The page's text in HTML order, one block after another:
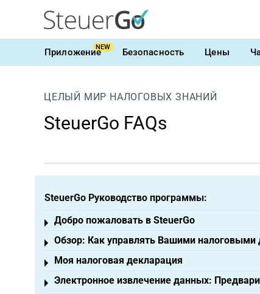
ПриложениеNEW Безопасность Цены
ЦЕЛЫЙ МИР НАЛОГОВЫХ ЗНАНИЙ
SteuerGo FAQs
SteuerGo Руководство программы:
Добро пожаловать в SteuerGo
Toggle menu
Обзор: Как управлять Вашими налоговыми
Toggle menu
Моя налоговая декларация
Toggle menu
Электронное извлечение данных:
Toggle menu